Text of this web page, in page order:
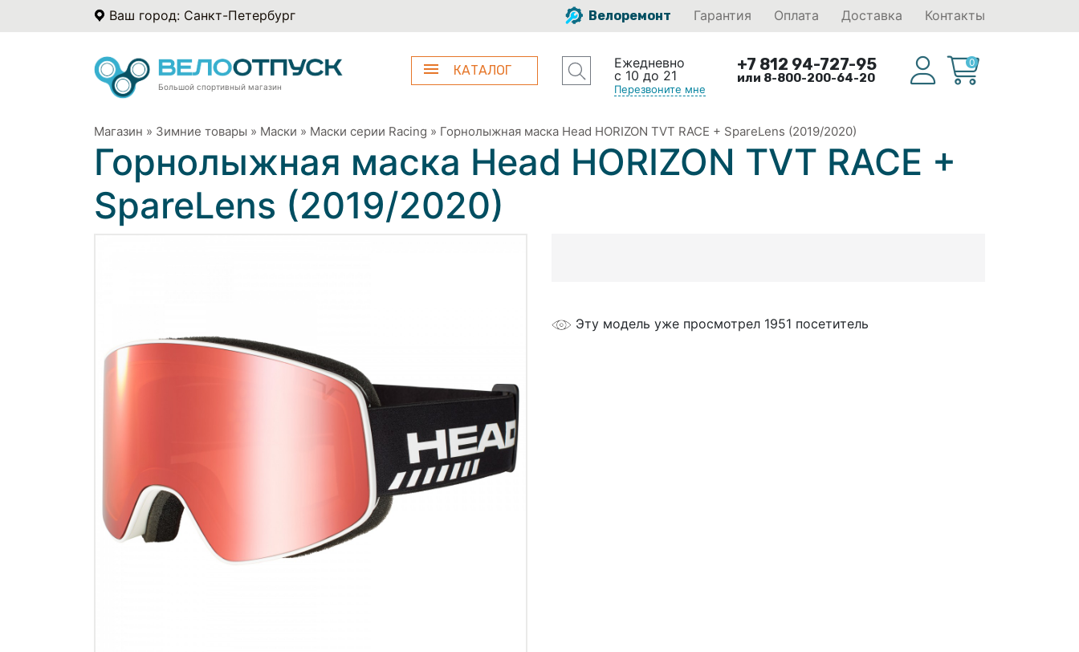
Ваш город: Санкт-Петербург Велоремонт Гарантия Оплата Доставка Контакты
Большой спортивный магазин
КАТАЛОГ
Ежедневно
с 10 до 21
Перезвоните мне
+7 812 94-727-95
или 8-800-200-64-20
0
Магазин » Зимние товары » Маски » Маски серии Racing » Горнолыжная маска Head HORIZON TVT RACE + SpareLens (2019/2020)
Горнолыжная маска Head HORIZON TVT RACE +
SpareLens (2019/2020)
Эту модель уже просмотрел 1951 посетитель